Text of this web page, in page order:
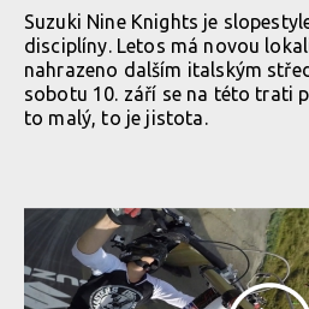
Suzuki Nine Knights je
disciplíny. Letos má novou
nahrazeno dalším italským
sobotu 10. září se na této trati
to malý, to je jistota.